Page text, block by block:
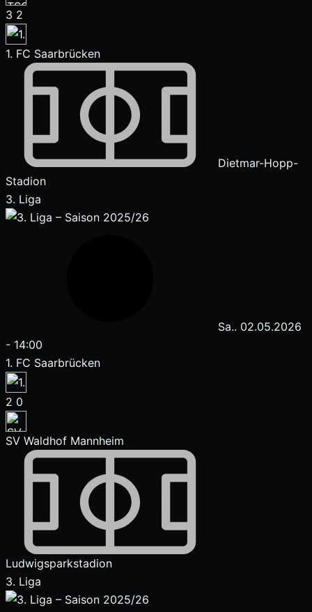
3 2
1. FC Saarbrücken
Dietmar-Hopp-
Stadion
3. Liga
Sa.. 02.05.2026
- 14:00
1. FC Saarbrücken
2 0
SV Waldhof Mannheim
Ludwigsparkstadion
3. Liga